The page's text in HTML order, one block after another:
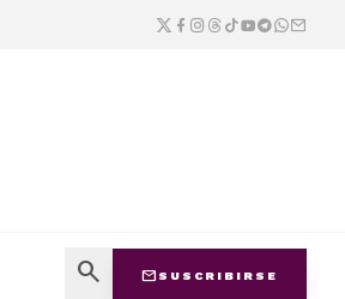
search mail SUSCRIBIRSE